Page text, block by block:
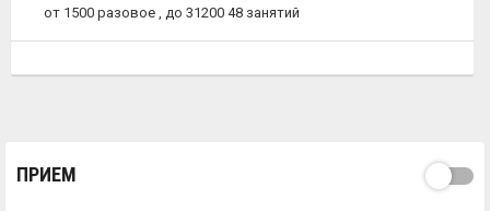
от 1500 разовое , до 31200 48 занятий
ПРИЕМ